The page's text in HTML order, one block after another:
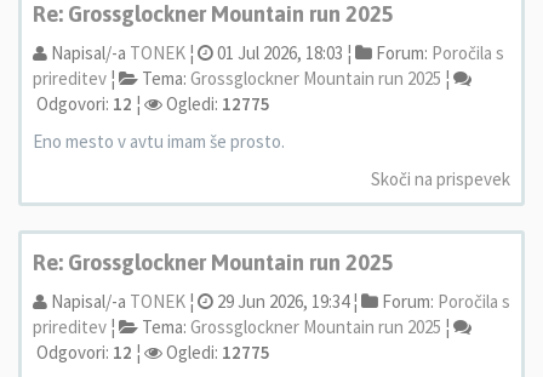
Re: Grossglockner Mountain run 2025
Napisal/-a TONEK ¦ 01 Jul 2026, 18:03 ¦ Forum: Poročila s
prireditev ¦ Tema: Grossglockner Mountain run 2025 ¦
Odgovori: 12 ¦ Ogledi: 12775
Eno mesto v avtu imam še prosto.
Skoči na prispevek
Re: Grossglockner Mountain run 2025
Napisal/-a TONEK ¦ 29 Jun 2026, 19:34 ¦ Forum: Poročila s
prireditev ¦ Tema: Grossglockner Mountain run 2025 ¦
Odgovori: 12 ¦ Ogledi: 12775